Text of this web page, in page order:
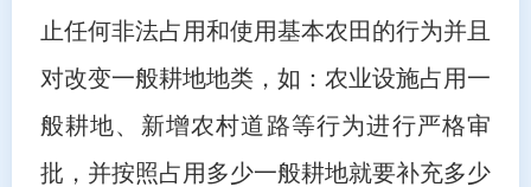
止任何非法占用和使用基本农田的行为并且
对改变一般耕地地类，如：农业设施占用一
般耕地、新增农村道路等行为进行严格审
批，并按照占用多少一般耕地就要补充多少